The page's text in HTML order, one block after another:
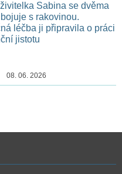
Sabina se dvěma
s rakovinou.
léčba ji připravila o práci
jistotu
08. 06. 2026